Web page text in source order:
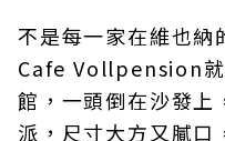
不是每一家在維也納
Cafe Vollpension就
館，一頭倒在沙發上
派，尺寸大方又膩口